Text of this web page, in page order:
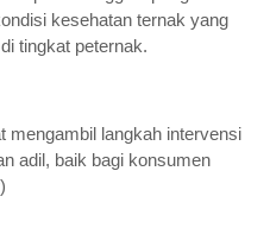
kesehatan ternak yang
tingkat peternak.
mengambil langkah intervensi
adil, baik bagi konsumen